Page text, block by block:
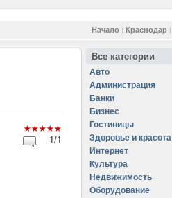
Начало | Краснодар |
1/1
Все категории
Авто
Администрация
Банки
Бизнес
Гостиницы
Здоровье и красота
Интернет
Культура
Недвижимость
Оборудование